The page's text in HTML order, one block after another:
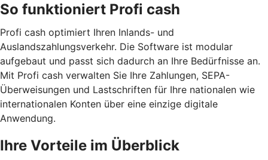
So funktioniert Profi cash
Profi cash optimiert Ihren Inlands- und
Auslandszahlungsverkehr. Die Software ist modular
aufgebaut und passt sich dadurch an Ihre Bedürfnisse an.
Mit Profi cash verwalten Sie Ihre Zahlungen, SEPA-
Überweisungen und Lastschriften für Ihre nationalen wie
internationalen Konten über eine einzige digitale
Anwendung.
Ihre Vorteile im Überblick